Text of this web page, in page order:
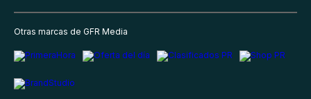
Otras marcas de GFR Media